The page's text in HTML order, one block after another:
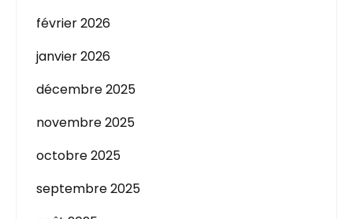
février 2026
janvier 2026
décembre 2025
novembre 2025
octobre 2025
septembre 2025